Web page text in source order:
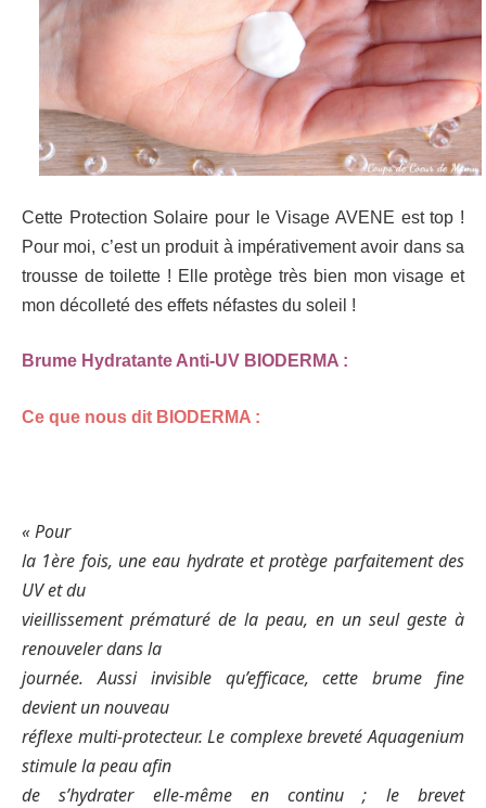
Cette Protection Solaire pour le Visage AVENE est top !
Pour moi, c’est un produit à impérativement avoir dans sa
trousse de toilette ! Elle protège très bien mon visage et
mon décolleté des effets néfastes du soleil !
Brume Hydratante Anti-UV BIODERMA :
Ce que nous dit BIODERMA :
« Pour
la 1ère fois, une eau hydrate et protège parfaitement des
UV et du
vieillissement prématuré de la peau, en un seul geste à
renouveler dans la
journée. Aussi invisible qu’efficace, cette brume fine
devient un nouveau
réflexe multi-protecteur. Le complexe breveté Aquagenium
stimule la peau afin
de s’hydrater elle-même en continu ; le brevet